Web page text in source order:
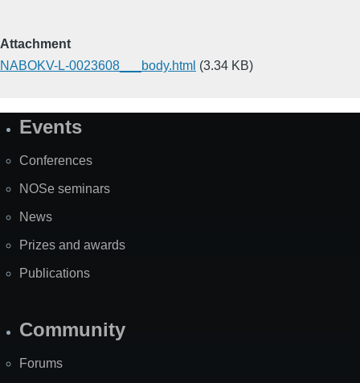
Attachment
NABOKV-L-0023608___body.html (3.34 KB)
SiteEvents
Conferences
NOSe seminars
News
Prizes and awards
Publications
Community
Forums